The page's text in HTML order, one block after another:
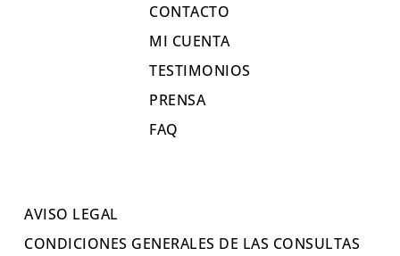
CONTACTO
MI CUENTA
TESTIMONIOS
PRENSA
FAQ
AVISO LEGAL
CONDICIONES GENERALES DE LAS CONSULTAS